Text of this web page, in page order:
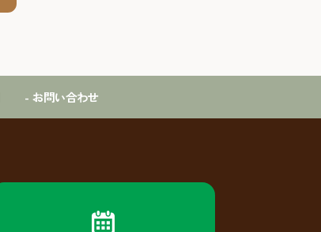
- お問い合わせ